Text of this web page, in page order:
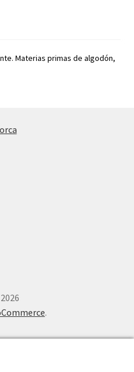
Materias primas de algodón,
.